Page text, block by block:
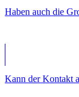
Haben auch die
Kann der Kontakt